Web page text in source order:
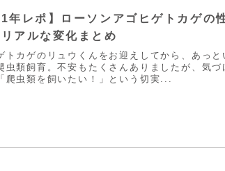
1年レポ】ローソンアゴヒゲトカゲの
アルな変化まとめ
トカゲのリュウくんをお迎えしてから、あっと
虫類飼育。不安もたくさんありましたが、気
爬虫類を飼いたい！」という切実...